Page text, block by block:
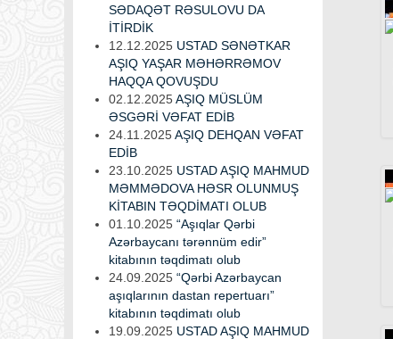
SƏDAQƏT RƏSULOVU DA
İTİRDİK
12.12.2025 USTAD SƏNƏTKAR
AŞIQ YAŞAR MƏHƏRRƏMOV
HAQQA QOVUŞDU
02.12.2025AŞIQ MÜSLÜM
ƏSGƏRİ VƏFAT EDİB
24.11.2025AŞIQ DEHQAN VƏFAT
EDİB
23.10.2025 USTAD AŞIQ MAHMUD
MƏMMƏDOVA HƏSR OLUNMUŞ
KİTABIN TƏQDİMATI OLUB
01.10.2025 “Aşıqlar Qərbi
Azərbaycanı tərənnüm edir”
kitabının təqdimatı olub
24.09.2025 “Qərbi Azərbaycan
aşıqlarının dastan repertuarı”
kitabının təqdimatı olub
19.09.2025 USTAD AŞIQ MAHMUD